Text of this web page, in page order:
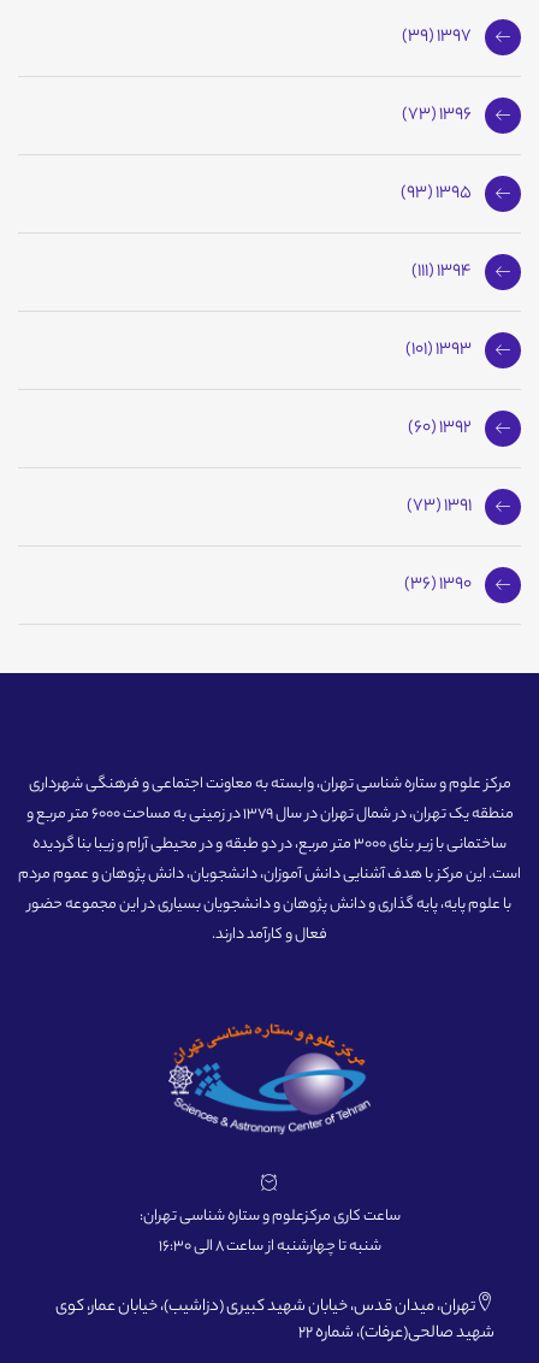
1397 (39)
1396 (73)
1395 (93)
1394 (111)
1393 (101)
1392 (60)
1391 (73)
1390 (36)
مرکز علوم و ستاره شناسی تهران، وابسته به معاونت اجتماعی و فرهنگی شهرداری
منطقه یک تهران، در شمال تهران در سال 1379 در زمینی به مساحت 6000 متر مربع و
ساختمانی با زیر بنای 3000 متر مربع، در دو طبقه و در محیطی آرام و زیبا بنا گردیده
است. این مرکز با هدف آشنایی دانش آموزان، دانشجویان، دانش پژوهان و عموم مردم
با علوم پایه، پایه گذاری و دانش پژوهان و دانشجویان بسیاری در این مجموعه حضور
فعال و کارآمد دارند.
ساعت کاری مرکزعلوم و ستاره شناسی تهران:
شنبه تا چهارشنبه از ساعت 8 الی 16:30
تهران، میدان قدس، خیابان شهید کبیری (دزاشیب)، خیابان عمار، کوی
شهید صالحی(عرفات)، شماره 22